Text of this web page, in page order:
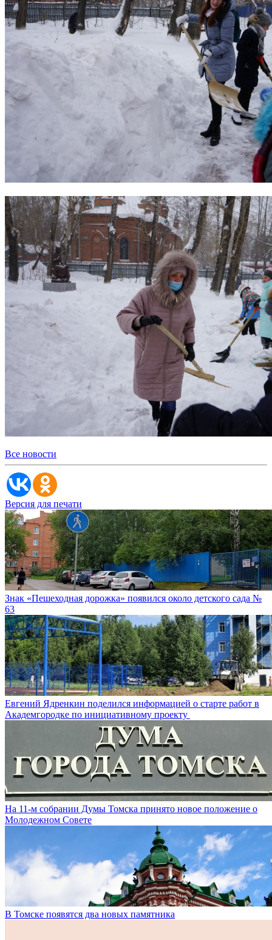
Все новости
Версия для печати
Знак «Пешеходная дорожка» появился около детского сада №
63
Евгений Ядренкин поделился информацией о старте работ в
Академгородке по инициативному проекту
На 11-м собрании Думы Томска принято новое положение о
Молодежном Совете
В Томске появятся два новых памятника